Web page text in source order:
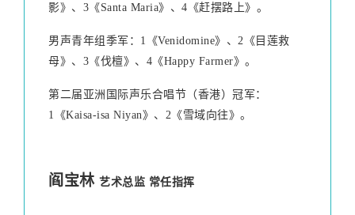
影》、3《Santa Maria》、4《赶摆路上》。
男声青年组季军：1《Venidomine》、2《目莲救
母》、3《伐檀》、4《Happy Farmer》。
第二届亚洲国际声乐合唱节（香港）冠军：
1《Kaisa-isa Niyan》、2《雪域向往》。
阎宝林 艺术总监 常任指挥